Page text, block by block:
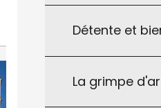
Détente et
La grimpe